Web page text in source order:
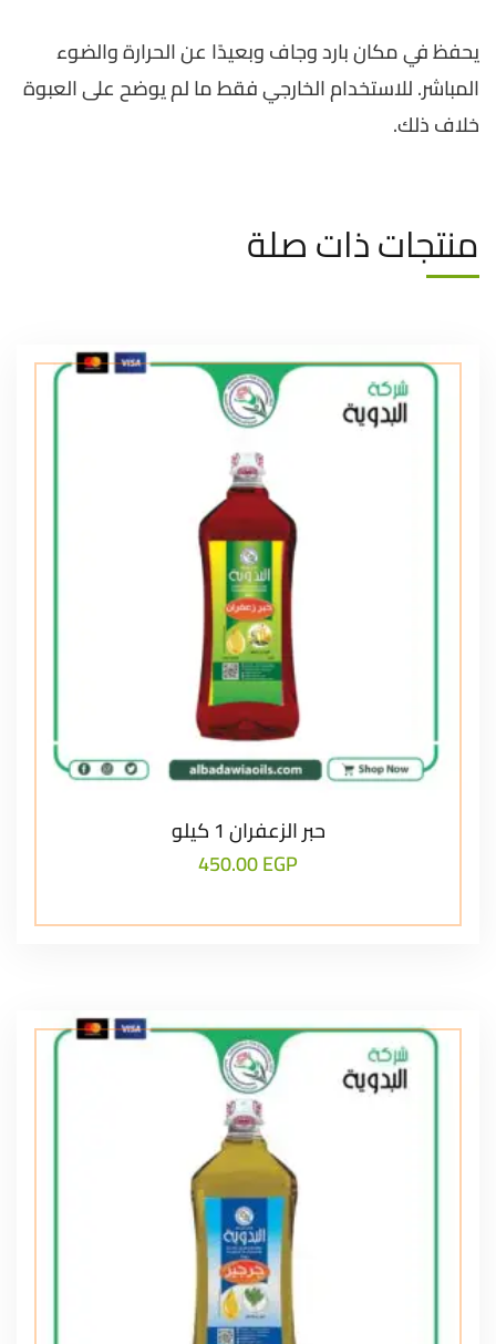
يحفظ في مكان بارد وجاف وبعيدًا عن الحرارة والضوء
المباشر. للاستخدام الخارجي فقط ما لم يوضح على العبوة
خلاف ذلك.
منتجات ذات صلة
حبر الزعفران 1 كيلو
450.00EGP